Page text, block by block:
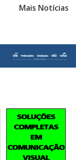
Mais Notícias